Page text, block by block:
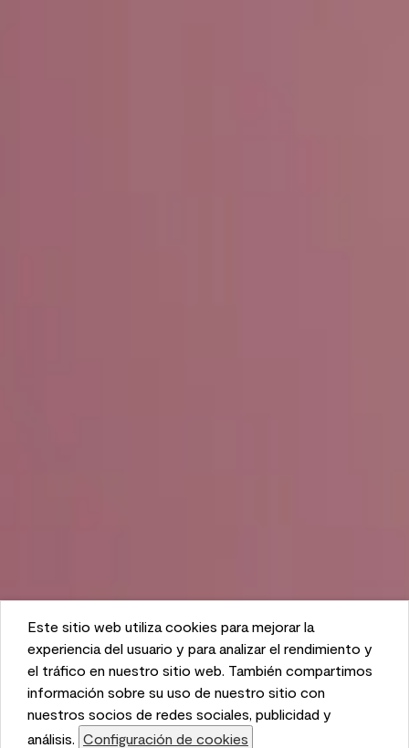
This website uses cookies to enhance user experience
and to analyze performance and traffic on our website.
We also share information about your use of our site
with our social media, advertising, and analytics
partners. Cookie Settings
Este sitio web utiliza cookies para mejorar la
experiencia del usuario y para analizar el rendimiento y
el tráfico en nuestro sitio web. También compartimos
información sobre su uso de nuestro sitio con
nuestros socios de redes sociales, publicidad y
análisis. Configuración de cookies